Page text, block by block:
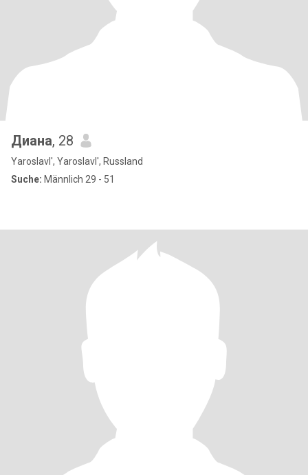
Диана, 28
Yaroslavl', Yaroslavl', Russland
Suche: Männlich 29 - 51